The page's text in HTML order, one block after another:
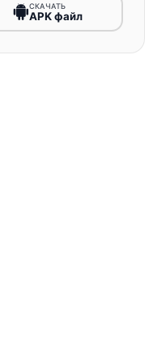
СКАЧАТЬ
APK файл